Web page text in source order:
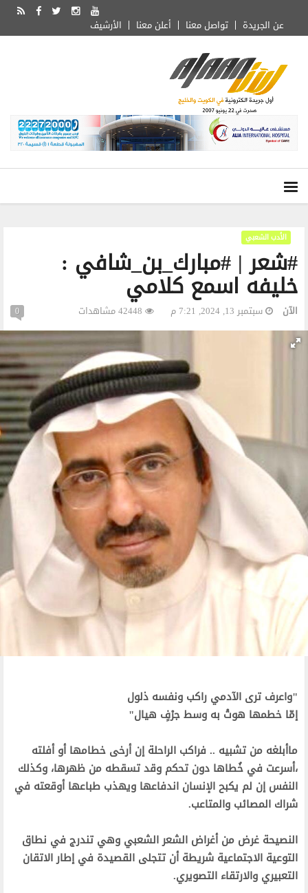
الأرشيف أعلن معنا تواصل معنا عن الجريدة
#شعر | #مبارك_بن_شافي :
خليفه اسمع كلامي
الأدب الشعبي
الآن سبتمبر 13, 2024, 7:21 م 0
"واعرف ترى الآدمي راكب ونفسه ذلول
إمّا خطمها هوتْ به وسط جرْفٍ هيال"
ماأبلغه من تشبيه .. فراكب الراحلة إن أرخى خطامها أو أفلته
،أسرعت في خُطاها دون تحكم وقد تسقطه من ظهرها، وكذلك
النفس إن لم يكبح الإنسان اندفاعها ويهذب طباعها أوقعته في
شراك المصائب والمتاعب.
النصيحة غرض من أغراض الشعر الشعبي وهي تندرج في نطاق
التوعية الاجتماعية شريطة أن تتجلى القصيدة في إطار الاتقان
التعبيري والارتقاء التصويري.